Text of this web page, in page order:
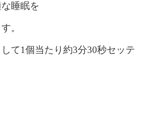
睡眠を
。
て1個当たり約3分30秒セッテ